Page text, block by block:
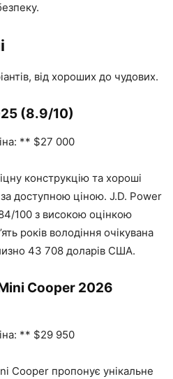
від хороших до чудових.
(8.9/10)
** $27 000
конструкцію та хороші
доступною ціною. J.D. Power
100 з високою оцінкою
років володіння очікувана
43 708 доларів США.
Cooper 2026
** $29 950
Cooper пропонує унікальне